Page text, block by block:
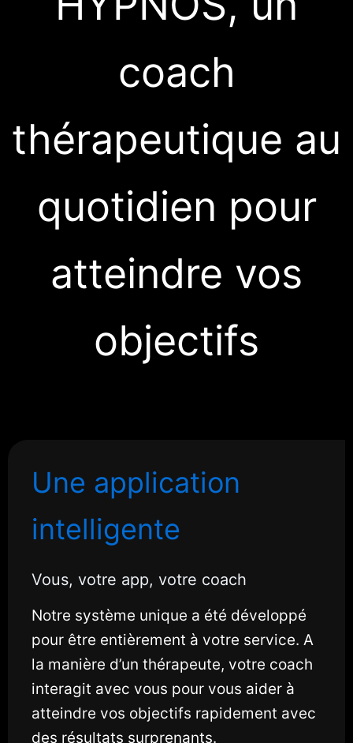
coach
thérapeutique au
quotidien pour
atteindre vos
objectifs
Une application
intelligente
Vous, votre app, votre coach
Notre système unique a été développé
pour être entièrement à votre service. A
la manière d’un thérapeute, votre coach
interagit avec vous pour vous aider à
atteindre vos objectifs rapidement avec
des résultats surprenants.